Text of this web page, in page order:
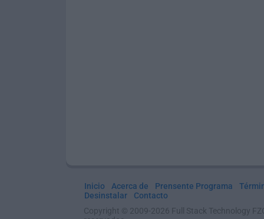
Inicio Acerca de Prensente Programa
Desinstalar
Contacto
Copyright © 2009-2026 Full Stack Technology